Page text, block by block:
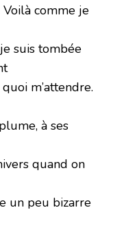
comme je
suis tombée
m’attendre.
à ses
quand on
un peu bizarre